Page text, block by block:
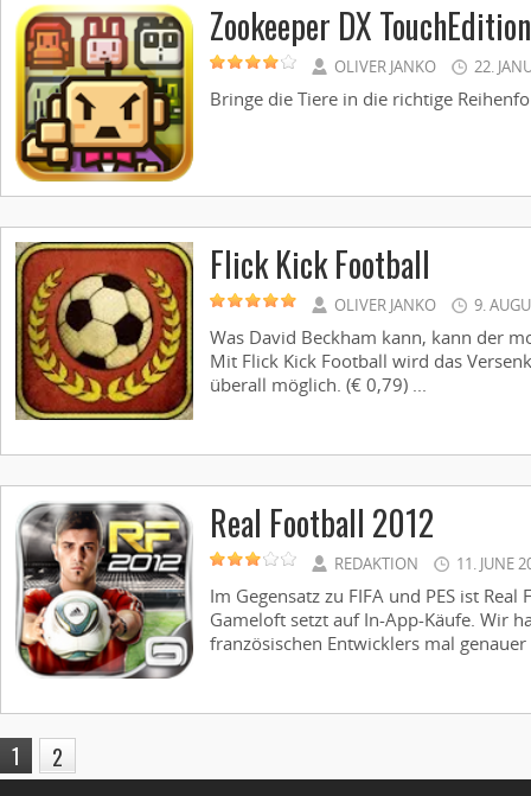
Zookeeper DX TouchEdition
OLIVER JANKO 22.
Bringe die Tiere in die richtige
Flick Kick Football
OLIVER JANKO 9.
Was David Beckham kann, kann der
Mit Flick Kick Football wird das
überall möglich. (€ 0,79) ...
Real Football 2012
REDAKTION 11. JUNE
Im Gegensatz zu FIFA und PES ist
Gameloft setzt auf In-App-Käufe. Wir
französischen Entwicklers mal genauer
1 2